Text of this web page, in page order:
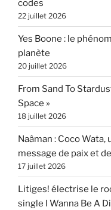
codes
22 juillet 2026
Yes Boone : le
planète
20 juillet 2026
From Sand To
Space »
18 juillet 2026
Naâman : Coco
message de paix et
17 juillet 2026
Litiges! électrise le
single I Wanna Be A